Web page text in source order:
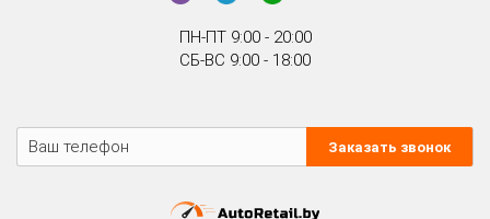
ПН-ПТ 9:00 - 20:00
СБ-ВС 9:00 - 18:00
Заказать звонок